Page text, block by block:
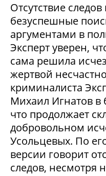
Отсутствие следов
безуспешные
аргументами в
Эксперт уверен,
сама решила
жертвой
криминалиста
Михаил Игнатов в
что продолжает
добровольном
Усольцевых. По
версии говорит
следов, несмотря